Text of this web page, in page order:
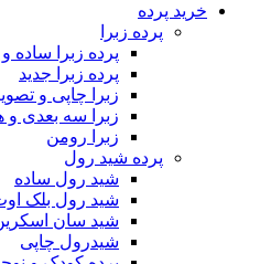
خرید پرده
پرده زبرا
پرده زبرا ساده
پرده زبرا جدید
زبرا چاپی و
زبرا سه بعدی
زبرا رومن
پرده شید رول
شید رول ساده
شید رول بلک
شید سان
شیدرول چاپی